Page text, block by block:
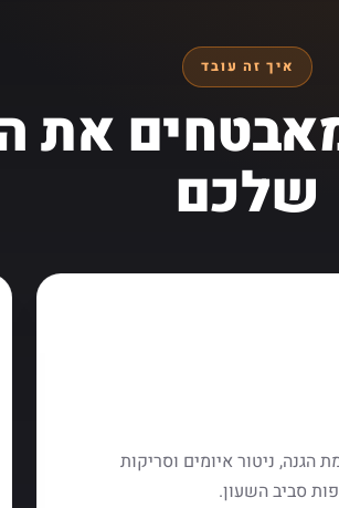
איך זה עובד
את
שלכם
הגנה, ניטור איומים וסריקות
סביב השעון.